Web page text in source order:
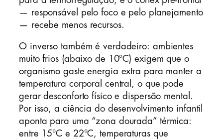
— responsável pelo foco e pelo planejamento
— recebe menos recursos.
O inverso também é verdadeiro: ambientes
muito frios (abaixo de 10°C) exigem que o
organismo gaste energia extra para manter a
temperatura corporal central, o que pode
gerar desconforto físico e dispersão mental.
Por isso, a ciência do desenvolvimento infantil
aponta para uma “zona dourada” térmica:
entre 15°C e 22°C, temperaturas que